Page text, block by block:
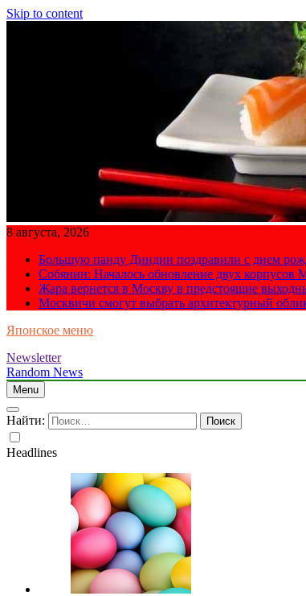
Skip to content
8 августа, 2026
Большую панду Диндин поздравили с днем
Собянин: Началось обновление двух корпусов
Жара вернется в Москву в предстоящие
Москвичи смогут выбрать архитектурный
Японское меню
Newsletter
Random News
Menu
Найти:
Headlines